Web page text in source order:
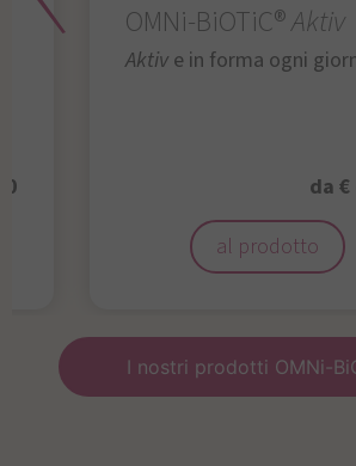
OMNi-BiOTiC®Aktiv
Aktiv e in forma ogni
da
al prodotto
I nostri prodotti OMNi-